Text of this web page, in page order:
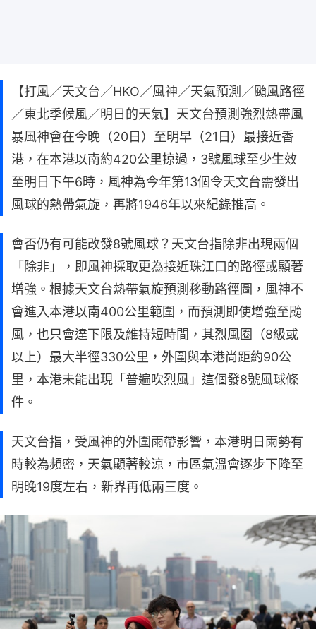
【打風／天文台／HKO／風神／天氣預測／颱風路徑
／東北季候風／明日的天氣】天文台預測強烈熱帶風
暴風神會在今晚（20日）至明早（21日）最接近香
港，在本港以南約420公里掠過，3號風球至少生效
至明日下午6時，風神為今年第13個令天文台需發出
風球的熱帶氣旋，再將1946年以來紀錄推高。
會否仍有可能改發8號風球？天文台指除非出現兩個
「除非」，即風神採取更為接近珠江口的路徑或顯著
增強。根據天文台熱帶氣旋預測移動路徑圖，風神不
會進入本港以南400公里範圍，而預測即使增強至颱
風，也只會達下限及維持短時間，其烈風圈（8級或
以上）最大半徑330公里，外圍與本港尚距約90公
里，本港未能出現「普遍吹烈風」這個發8號風球條
件。
天文台指，受風神的外圍雨帶影響，本港明日雨勢有
時較為頻密，天氣顯著較涼，市區氣溫會逐步下降至
明晚19度左右，新界再低兩三度。